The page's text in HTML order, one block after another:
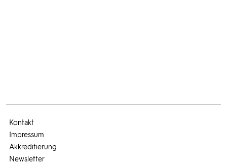
Kontakt
Impressum
Akkreditierung
Newsletter